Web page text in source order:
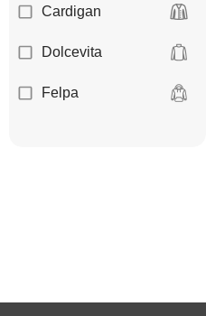
Cardigan
Dolcevita
Felpa